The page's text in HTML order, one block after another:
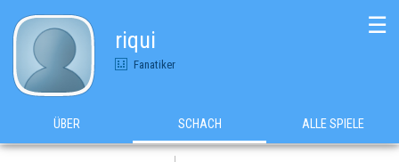
riqui
Fanatiker
☰
ÜBER SCHACH ALLE SPIELE